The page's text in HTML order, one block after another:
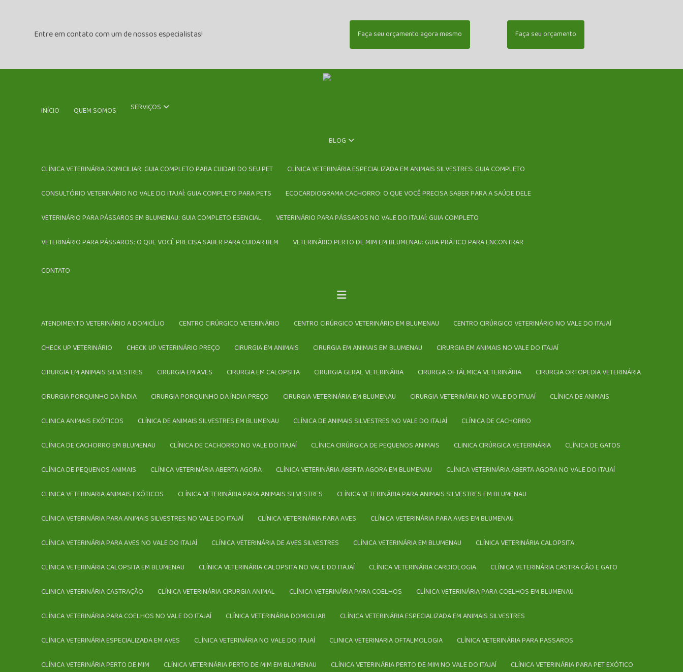
Entre em contato com um de nossos especialistas! Faça seu orçamento agora mesmo Faça seu orçamento
INÍCIO QUEM SOMOS SERVIÇOS
BLOG
CLÍNICA VETERINÁRIA DOMICILIAR: GUIA COMPLETO PARA CUIDAR DO SEU PET
CLÍNICA VETERINÁRIA ESPECIALIZADA EM ANIMAIS SILVESTRES: GUIA COMPLETO
CONSULTÓRIO VETERINÁRIO NO VALE DO ITAJAÍ: GUIA COMPLETO PARA PETS
ECOCARDIOGRAMA CACHORRO: O QUE VOCÊ PRECISA SABER PARA A SAÚDE DELE
VETERINÁRIO PARA PÁSSAROS EM BLUMENAU: GUIA COMPLETO ESENCIAL
VETERINÁRIO PARA PÁSSAROS NO VALE DO ITAJAÍ: GUIA COMPLETO
VETERINÁRIO PARA PÁSSAROS: O QUE VOCÊ PRECISA SABER PARA CUIDAR BEM
VETERINÁRIO PERTO DE MIM EM BLUMENAU: GUIA PRÁTICO PARA ENCONTRAR
CONTATO
ATENDIMENTO VETERINÁRIO A DOMICÍLIO CENTRO CIRÚRGICO VETERINÁRIO CENTRO CIRÚRGICO VETERINÁRIO EM BLUMENAU
CENTRO CIRÚRGICO VETERINÁRIO NO VALE DO ITAJAÍ
CHECK UP VETERINÁRIO
CHECK UP VETERINÁRIO PREÇO CIRURGIA EM ANIMAIS CIRURGIA EM ANIMAIS EM BLUMENAU
CIRURGIA EM ANIMAIS NO VALE DO ITAJAÍ
CIRURGIA EM ANIMAIS SILVESTRES
CIRURGIA EM AVES CIRURGIA EM CALOPSITA CIRURGIA GERAL VETERINÁRIA CIRURGIA OFTÁLMICA VETERINÁRIA
CIRURGIA ORTOPEDIA VETERINÁRIA
CIRURGIA PORQUINHO DA ÍNDIA
CIRURGIA PORQUINHO DA ÍNDIA PREÇO CIRURGIA VETERINÁRIA EM BLUMENAU CIRURGIA VETERINÁRIA NO VALE DO ITAJAÍ
CLÍNICA DE ANIMAIS
CLINICA ANIMAIS EXÓTICOS
CLÍNICA DE ANIMAIS SILVESTRES EM BLUMENAU CLÍNICA DE ANIMAIS SILVESTRES NO VALE DO ITAJAÍ
CLÍNICA DE CACHORRO
CLÍNICA DE CACHORRO EM BLUMENAU
CLÍNICA DE CACHORRO NO VALE DO ITAJAÍ CLÍNICA CIRÚRGICA DE PEQUENOS ANIMAIS CLINICA CIRÚRGICA VETERINÁRIA
CLÍNICA DE GATOS
CLÍNICA DE PEQUENOS ANIMAIS
CLÍNICA VETERINÁRIA ABERTA AGORA CLÍNICA VETERINÁRIA ABERTA AGORA EM BLUMENAU
CLÍNICA VETERINÁRIA ABERTA AGORA NO VALE DO ITAJAÍ
CLINICA VETERINARIA ANIMAIS EXÓTICOS
CLÍNICA VETERINÁRIA PARA ANIMAIS SILVESTRES
CLÍNICA VETERINÁRIA PARA ANIMAIS SILVESTRES EM BLUMENAU
CLÍNICA VETERINÁRIA PARA ANIMAIS SILVESTRES NO VALE DO ITAJAÍ
CLÍNICA VETERINÁRIA PARA AVES
CLÍNICA VETERINÁRIA PARA AVES EM BLUMENAU
CLÍNICA VETERINÁRIA PARA AVES NO VALE DO ITAJAÍ
CLÍNICA VETERINÁRIA DE AVES SILVESTRES CLÍNICA VETERINÁRIA EM BLUMENAU
CLÍNICA VETERINÁRIA CALOPSITA
CLÍNICA VETERINÁRIA CALOPSITA EM BLUMENAU
CLÍNICA VETERINÁRIA CALOPSITA NO VALE DO ITAJAÍ CLÍNICA VETERINÁRIA CARDIOLOGIA
CLÍNICA VETERINÁRIA CASTRA CÃO E GATO
CLINICA VETERINÁRIA CASTRAÇÃO
CLÍNICA VETERINÁRIA CIRURGIA ANIMAL CLÍNICA VETERINÁRIA PARA COELHOS
CLÍNICA VETERINÁRIA PARA COELHOS EM BLUMENAU
CLÍNICA VETERINÁRIA PARA COELHOS NO VALE DO ITAJAÍ
CLÍNICA VETERINÁRIA DOMICILIAR
CLÍNICA VETERINÁRIA ESPECIALIZADA EM ANIMAIS SILVESTRES
CLÍNICA VETERINÁRIA ESPECIALIZADA EM AVES
CLÍNICA VETERINÁRIA NO VALE DO ITAJAÍ CLINICA VETERINARIA OFTALMOLOGIA
CLÍNICA VETERINÁRIA PARA PASSAROS
CLÍNICA VETERINÁRIA PERTO DE MIM
CLÍNICA VETERINÁRIA PERTO DE MIM EM BLUMENAU CLÍNICA VETERINÁRIA PERTO DE MIM NO VALE DO ITAJAÍ
CLÍNICA VETERINÁRIA PARA PET EXÓTICO